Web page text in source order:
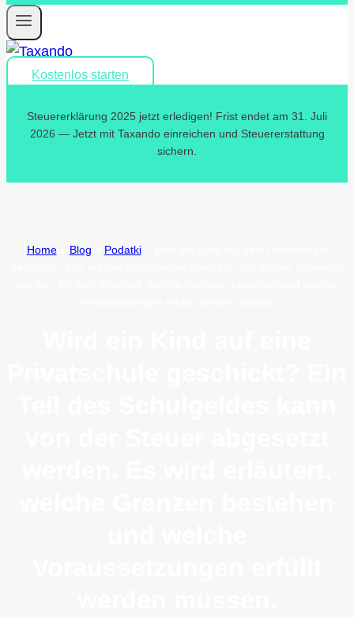
Kostenlos starten
Steuererklärung 2025 jetzt erledigen! Frist endet am 31. Juli
2026 — Jetzt mit Taxando einreichen und Steuererstattung
sichern.
Home» Blog Podatki»